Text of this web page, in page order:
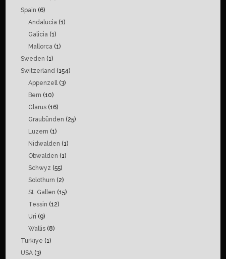
Spain (6)
Andalucia (1)
Galicia (1)
Mallorca (1)
Sweden (1)
Switzerland (154)
Appenzell(3)
Bern (10)
Glarus (16)
Graubünden (25)
Luzern (1)
Nidwalden (1)
Obwalden (1)
Schwyz (55)
Solothurn (2)
St. Gallen (15)
Tessin (12)
Uri (9)
Wallis (8)
Türkiye (1)
USA (3)